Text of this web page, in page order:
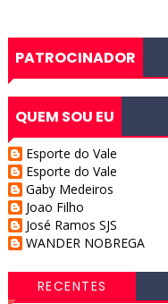
PATROCINADOR
QUEM SOU EU
Esporte do Vale
Esporte do Vale
Gaby Medeiros
Joao Filho
José Ramos SJS
WANDER NOBREGA
RECENTES